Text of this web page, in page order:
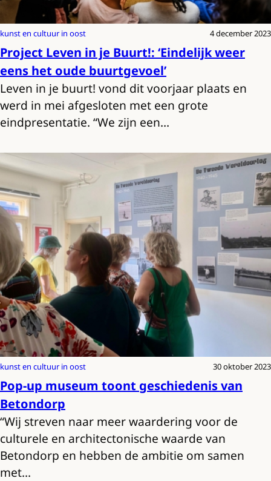
kunst en cultuur in oost 4 december 2023
Project Leven in je Buurt!: ‘Eindelijk weer
eens het oude buurtgevoel’
Leven in je buurt! vond dit voorjaar plaats en
werd in mei afgesloten met een grote
eindpresentatie. “We zijn een…
kunst en cultuur in oost 30 oktober 2023
Pop-up museum toont geschiedenis van
Betondorp
“Wij streven naar meer waardering voor de
culturele en architectonische waarde van
Betondorp en hebben de ambitie om samen
met…